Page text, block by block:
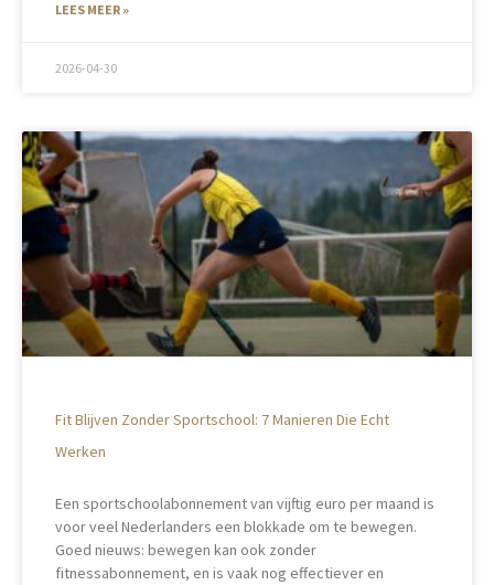
LEES MEER »
2026-04-30
Fit Blijven Zonder Sportschool: 7 Manieren Die Echt
Werken
Een sportschoolabonnement van vijftig euro per maand is
voor veel Nederlanders een blokkade om te bewegen.
Goed nieuws: bewegen kan ook zonder
fitnessabonnement, en is vaak nog effectiever en